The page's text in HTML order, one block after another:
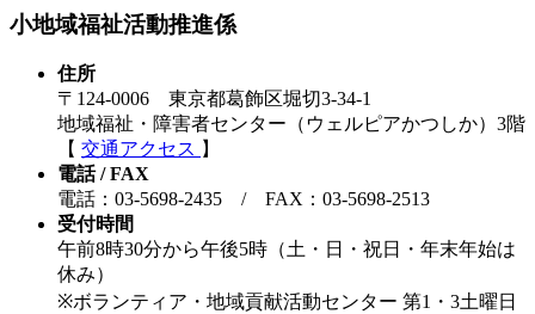
小地域福祉活動推進係
住所
〒124-0006 東京都葛飾区堀切3-34-1
地域福祉・障害者センター（ウェルピアかつしか）3階
【 交通アクセス 】
電話 / FAX
電話：03-5698-2435 / FAX：03-5698-2513
受付時間
午前8時30分から午後5時（土・日・祝日・年末年始は
休み）
※ボランティア・地域貢献活動センター 第1・3土曜日